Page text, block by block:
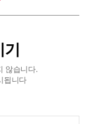
기
않습니다.
됩니다